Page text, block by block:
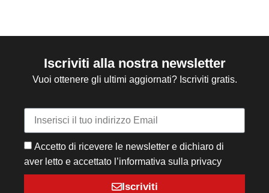
Iscriviti alla nostra newsletter
Vuoi ottenere gli ultimi aggiornati? Iscriviti gratis.
Accetto di ricevere le newsletter e dichiaro di
aver letto e accettato l’informativa sulla privacy
Iscriviti